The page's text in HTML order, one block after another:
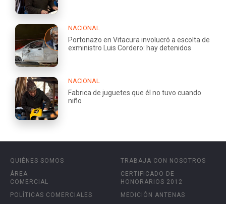
NACIONAL
Portonazo en Vitacura involucró a escolta de
exministro Luis Cordero: hay detenidos
NACIONAL
Fabrica de juguetes que él no tuvo cuando
niño
QUIÉNES SOMOS
ÁREA
COMERCIAL
POLÍTICAS COMERCIALES
TRABAJA CON NOSOTROS
CERTIFICADO DE
HONORARIOS 2012
MEDICIÓN ANTENAS